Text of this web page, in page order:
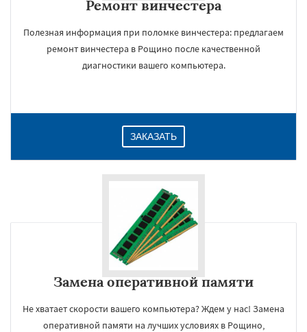
Ремонт винчестера
Полезная информация при поломке винчестера: предлагаем
ремонт винчестера в Рощино после качественной
диагностики вашего компьютера.
ЗАКАЗАТЬ
Замена оперативной памяти
Не хватает скорости вашего компьютера? Ждем у нас! Замена
оперативной памяти на лучших условиях в Рощино,